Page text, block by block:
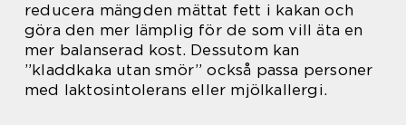
reducera mängden mättat fett i kakan och
göra den mer lämplig för de som vill äta en
mer balanserad kost. Dessutom kan
”kladdkaka utan smör” också passa personer
med laktosintolerans eller mjölkallergi.